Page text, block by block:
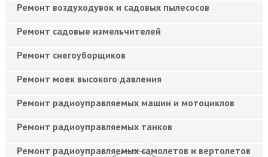
Ремонт воздуходувок и садовых пылесосов
Ремонт садовые измельчителей
Ремонт снегоуборщиков
Ремонт моек высокого давления
Ремонт радиоуправляемых машин и мотоциклов
Ремонт радиоуправляемых танков
Ремонт радиоуправляемых самолетов и вертолетов